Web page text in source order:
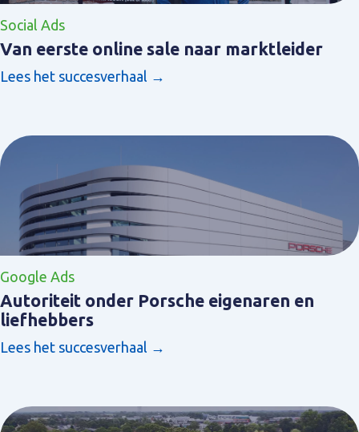
Social Ads
Van eerste online sale naar marktleider
Lees het succesverhaal →
Google Ads
Autoriteit onder Porsche eigenaren en
liefhebbers
Lees het succesverhaal →